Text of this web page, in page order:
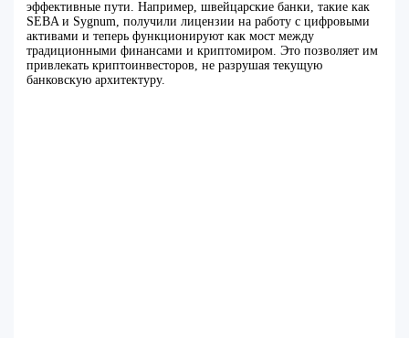
эффективные пути. Например, швейцарские банки, такие как
SEBA и Sygnum, получили лицензии на работу с цифровыми
активами и теперь функционируют как мост между
традиционными финансами и криптомиром. Это позволяет им
привлекать криптоинвесторов, не разрушая текущую
банковскую архитектуру.